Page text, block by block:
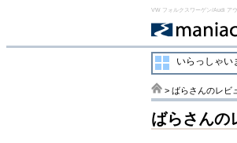
VW フォルクスワーゲン/Audi ア
いらっしゃ
> ばらさんのレビ
ばらさんの